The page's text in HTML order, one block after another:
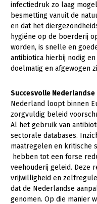
Contact
infectiedruk zo laag
besmetting vanuit de
en dat het
hygiëne op de boerderij
worden, is snelle en
antibiotica hierbij nodig
doelmatig en afgewogen
Succesvolle Nederlandse
Nederland loopt binnen
zorgvuldig beleid
Al het gebruik van
sectorale databases.
maatregelen en kritische
hebben tot een forse
veehouderij geleid. Deze
vrijwilligheid en
dat de Nederlandse
genomen. Op die manier